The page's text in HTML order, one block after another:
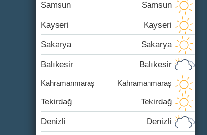
Samsun Samsun
Kayseri Kayseri
Sakarya Sakarya
Balıkesir Balıkesir
Kahramanmaraş Kahramanmaraş
Tekirdağ Tekirdağ
Denizli Denizli